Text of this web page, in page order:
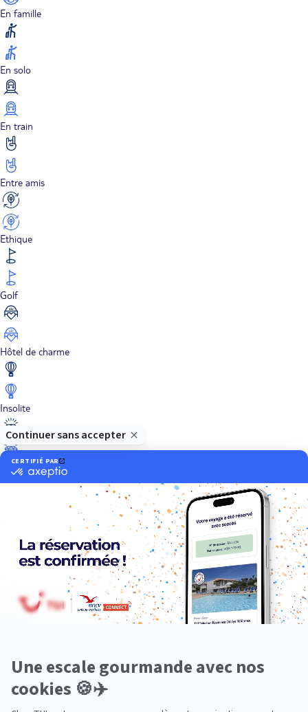
En famille
En solo
En train
Entre amis
Ethique
Golf
Hôtel de charme
Insolite
Luxe
Premium